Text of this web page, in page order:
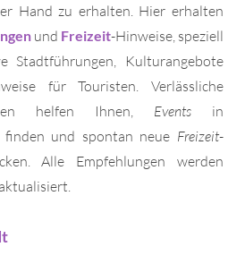
Hand zu erhalten. Hier erhalten
und Freizeit-Hinweise, speziell
Stadtführungen, Kulturangebote
für Touristen. Verlässliche
helfen Ihnen, Events in
und spontan neue Freizeit-
Alle Empfehlungen werden